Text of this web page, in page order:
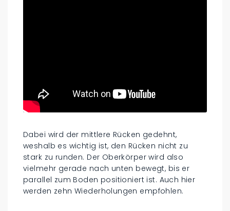
Dabei wird der mittlere Rücken gedehnt,
weshalb es wichtig ist, den Rücken nicht zu
stark zu runden. Der Oberkörper wird also
vielmehr gerade nach unten bewegt, bis er
parallel zum Boden positioniert ist. Auch hier
werden zehn Wiederholungen empfohlen.